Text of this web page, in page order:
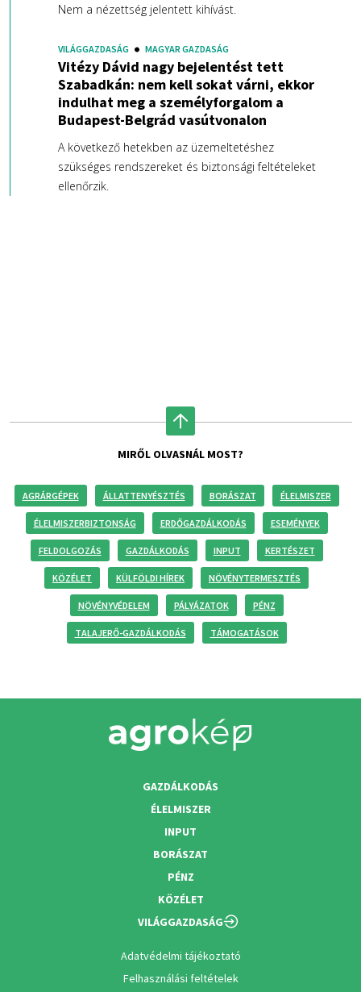
Nem a nézettség jelentett kihívást.
VILÁGGAZDASÁG MAGYAR GAZDASÁG
Vitézy Dávid nagy bejelentést tett
Szabadkán: nem kell sokat várni, ekkor
indulhat meg a személyforgalom a
Budapest-Belgrád vasútvonalon
A következő hetekben az üzemeltetéshez
szükséges rendszereket és biztonsági feltételeket
ellenőrzik.
MIRŐL OLVASNÁL MOST?
AGRÁRGÉPEK ÁLLATTENYÉSZTÉS BORÁSZAT ÉLELMISZER
ÉLELMISZERBIZTONSÁG ERDŐGAZDÁLKODÁS ESEMÉNYEK
FELDOLGOZÁS GAZDÁLKODÁS INPUT KERTÉSZET
KÖZÉLET KÜLFÖLDI HÍREK NÖVÉNYTERMESZTÉS
NÖVÉNYVÉDELEM PÁLYÁZATOK PÉNZ
TALAJERŐ-GAZDÁLKODÁS TÁMOGATÁSOK
GAZDÁLKODÁS
ÉLELMISZER
INPUT
BORÁSZAT
PÉNZ
KÖZÉLET
VILÁGGAZDASÁG
Adatvédelmi tájékoztató
Felhasználási feltételek